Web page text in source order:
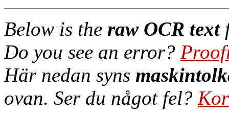
Below is the raw OCR text
Do you see an error?
Här nedan syns
ovan. Ser du något fel?